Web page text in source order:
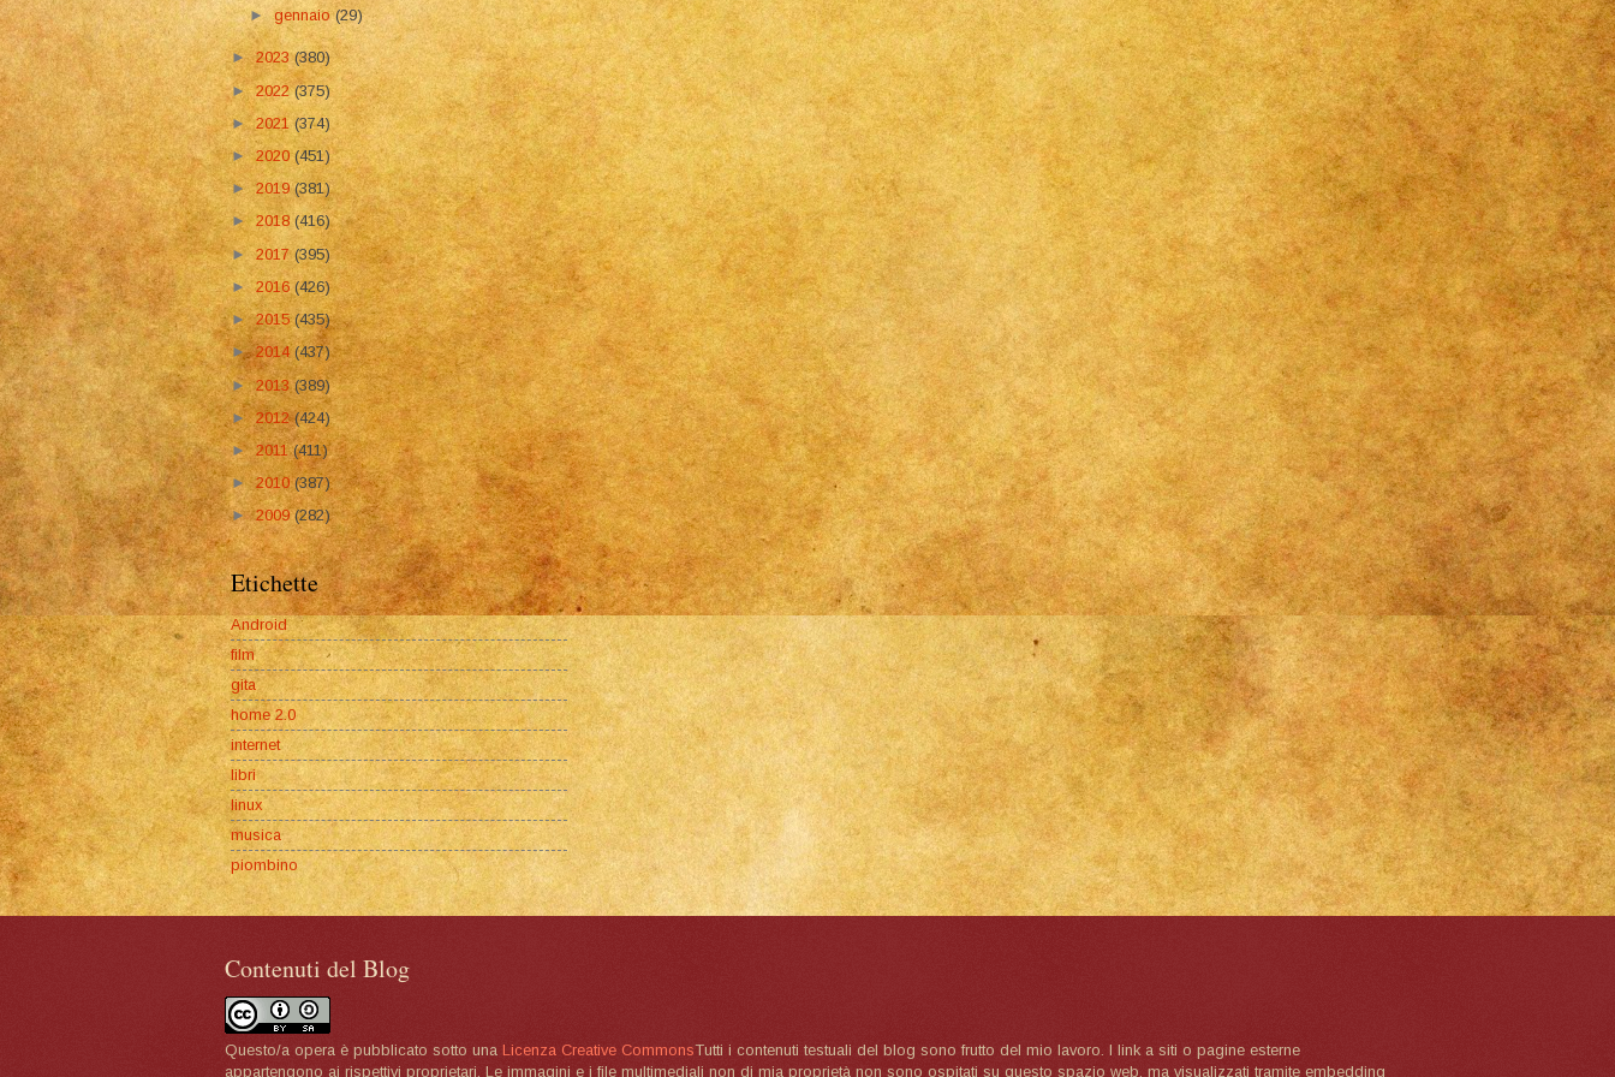
►gennaio(29)
►2023(380)
►2022(375)
►2021(374)
►2020(451)
►2019(381)
►2018 (416)
►2017(395)
►2016 (426)
►2015(435)
►2014(437)
►2013(389)
►2012(424)
►2011(411)
►2010(387)
►2009(282)
Etichette
Android
film
gita
home 2.0
internet
libri
linux
musica
piombino
Contenuti del Blog
Questo/a opera è pubblicato sotto una Licenza Creative CommonsTutti i contenuti testuali del blog sono frutto del mio lavoro. I link a siti o pagine esterne
appartengono ai rispettivi proprietari. Le immagini e i file multimediali non di mia proprietà non sono ospitati su questo spazio web, ma visualizzati tramite embedding